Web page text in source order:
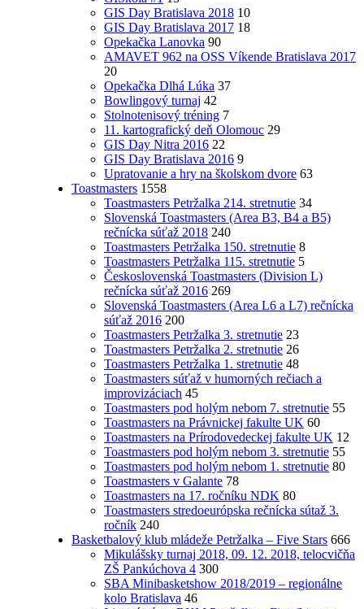
GIS Day Bratislava 2018 10
GIS Day Bratislava 2017 18
Opekačka Lanovka 90
AMAVET 962 na OSS Víkende Bratislava 2017
20
Opekačka Dlhá Lúka 37
Bowlingový turnaj 42
Stolnotenisový tréning 7
11. kartografický deň Olomouc 29
GIS Day Nitra 2016 22
GIS Day Bratislava 2016 9
Upratovanie a hry na školskom dvore 63
Toastmasters 1558
Toastmasters Petržalka 214. stretnutie 34
Slovenská Toastmasters (Area B3, B4 a B5)
rečnícka súťaž 2018 240
Toastmasters Petržalka 150. stretnutie 8
Toastmasters Petržalka 115. stretnutie 5
Československá Toastmasters (Division L)
rečnícka súťaž 2016 269
Slovenská Toastmasters (Area L6 a L7) rečnícka
súťaž 2016 200
Toastmasters Petržalka 3. stretnutie 23
Toastmasters Petržalka 2. stretnutie 26
Toastmasters Petržalka 1. stretnutie 48
Toastmasters súťaž v humorných rečiach a
improvizáciach 45
Toastmasters pod holým nebom 7. stretnutie 55
Toastmasters na Právnickej fakulte UK 60
Toastmasters na Prírodovedeckej fakulte UK 12
Toastmasters pod holým nebom 3. stretnutie 55
Toastmasters pod holým nebom 1. stretnutie 80
Toastmasters v Galante 78
Toastmasters na 17. ročníku NDK 80
Toastmasters stredoeurópska rečnícka sútaž 3.
ročník 240
Basketbalový klub mládeže Petržalka – Five Stars 666
Mikulášsky turnaj 2018, 09. 12. 2018, telocvičňa
ZŠ Pankúchova 4 300
SBA Minibasketshow 2018/2019 – regionálne
kolo Bratislava 46